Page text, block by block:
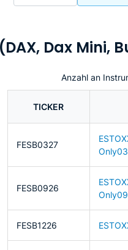
Dax Mini,
Anzahl an
TICKER
FESB0327
FESB0926
FESB1226